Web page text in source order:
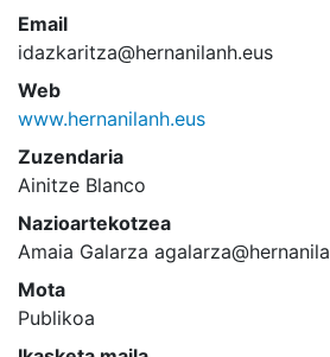
Email
idazkaritza@hernanilanh.eus
Web
www.hernanilanh.eus
Zuzendaria
Ainitze Blanco
Nazioartekotzea
Amaia Galarza
Mota
Publikoa